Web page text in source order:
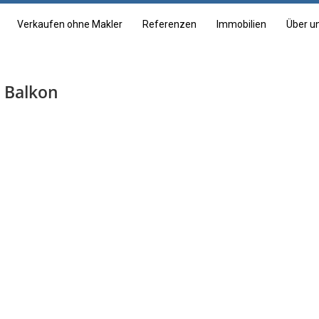
Verkaufen ohne Makler Referenzen Immobilien Über